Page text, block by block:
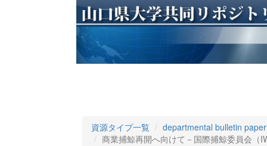
資源タイプ一覧
departmental bulletin paper
商業捕鯨再開へ向けて－国際捕鯨委員会（